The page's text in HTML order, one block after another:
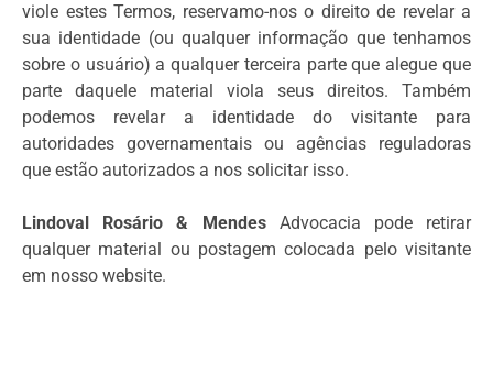
viole estes Termos, reservamo-nos o direito de revelar a
sua identidade (ou qualquer informação que tenhamos
sobre o usuário) a qualquer terceira parte que alegue que
parte daquele material viola seus direitos. Também
podemos revelar a identidade do visitante para
autoridades governamentais ou agências reguladoras
que estão autorizados a nos solicitar isso.
Lindoval Rosário & MendesAdvocacia pode retirar
qualquer material ou postagem colocada pelo visitante
em nosso website.